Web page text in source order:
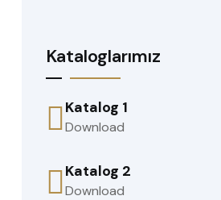
Kataloglarımız
Katalog 1
Download
Katalog 2
Download